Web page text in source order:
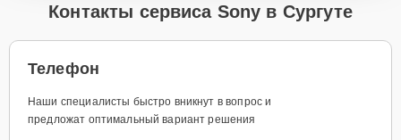
Контакты сервиса Sony в Сургуте
Телефон
Наши специалисты быстро вникнут в вопрос и
предложат оптимальный вариант решения